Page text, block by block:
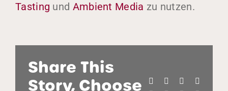
Tasting und Ambient Media zu nutzen.
Share This
Story, Choose
Facebook Bluesky
Home
Nachhaltigkeit